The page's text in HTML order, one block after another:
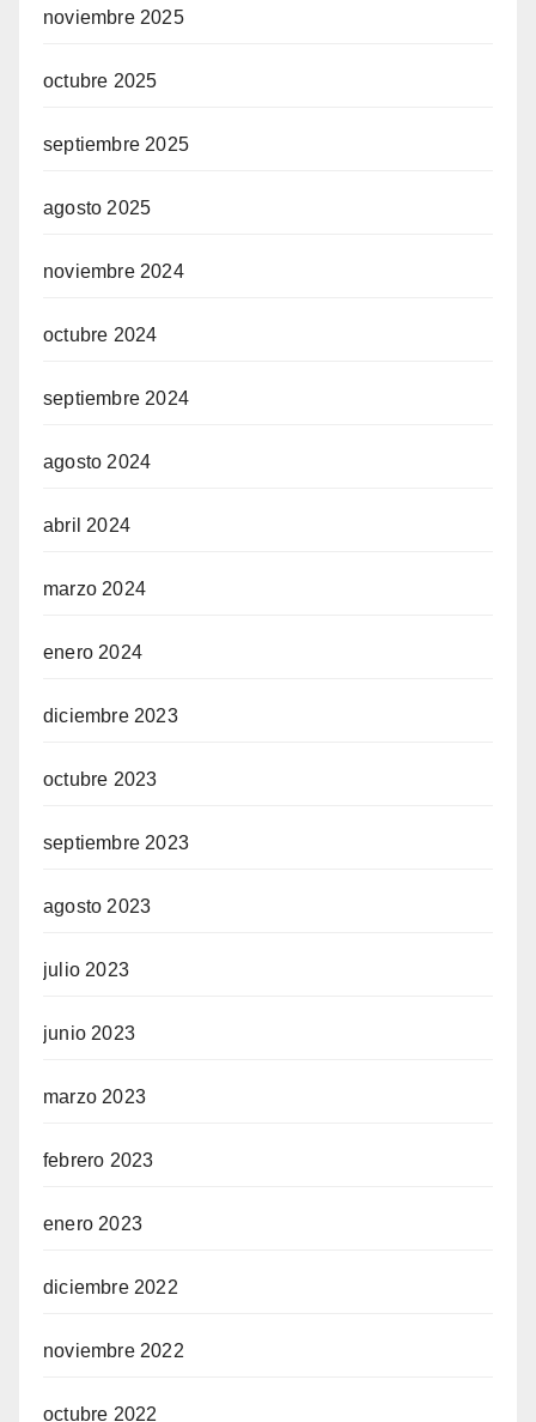
noviembre 2025
octubre 2025
septiembre 2025
agosto 2025
noviembre 2024
octubre 2024
septiembre 2024
agosto 2024
abril 2024
marzo 2024
enero 2024
diciembre 2023
octubre 2023
septiembre 2023
agosto 2023
julio 2023
junio 2023
marzo 2023
febrero 2023
enero 2023
diciembre 2022
noviembre 2022
octubre 2022